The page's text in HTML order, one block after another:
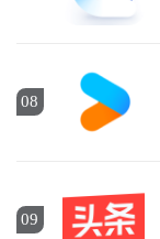
08
09